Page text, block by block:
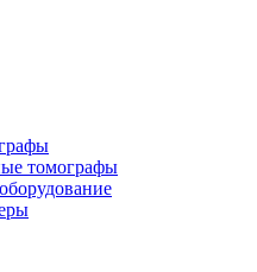
томографы